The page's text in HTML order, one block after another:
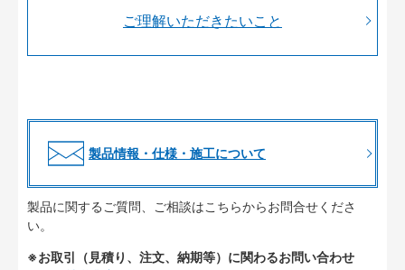
ご理解いただきたいこと
製品情報・仕様・施工について
製品に関するご質問、ご相談はこちらからお問合せくださ
い。
※お取引（見積り、注文、納期等）に関わるお問い合わせ